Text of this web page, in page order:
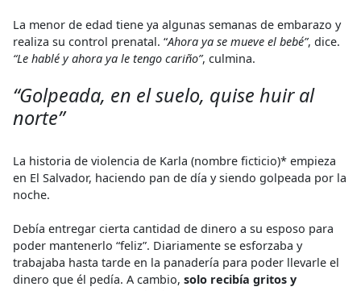
La menor de edad tiene ya algunas semanas de embarazo y
realiza su control prenatal. “Ahora ya se mueve el bebé”, dice.
“Le hablé y ahora ya le tengo cariño”, culmina.
“Golpeada, en el suelo, quise huir al
norte”
La historia de violencia de Karla (nombre ficticio)* empieza
en El Salvador, haciendo pan de día y siendo golpeada por la
noche.
Debía entregar cierta cantidad de dinero a su esposo para
poder mantenerlo “feliz”. Diariamente se esforzaba y
trabajaba hasta tarde en la panadería para poder llevarle el
dinero que él pedía. A cambio, solo recibía gritos y